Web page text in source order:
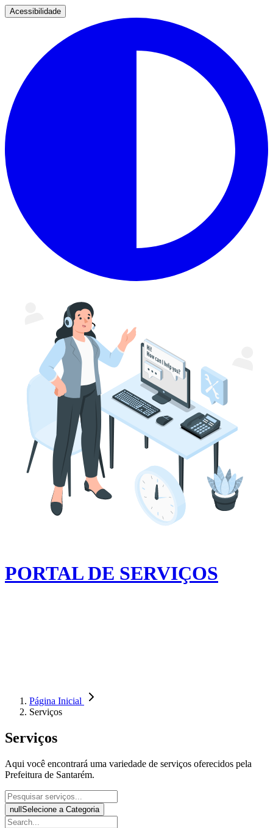
Acessibilidade
PORTAL DE SERVIÇOS
Página Inicial
Serviços
Serviços
Aqui você encontrará uma variedade de serviços oferecidos pela
Prefeitura de Santarém.
null Selecione a Categoria